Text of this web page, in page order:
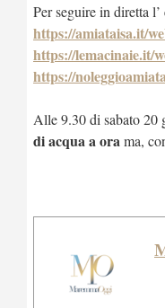
Per seguire in diretta
https://amiataisa.it/
https://lemacinaie.it/
https://
Alle 9.30 di sabato 20
di acqua a orama,